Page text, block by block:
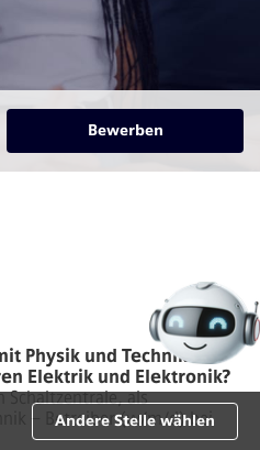
Bewerben
Physik und Technik
Elektrik und Elektronik?
Schaltzentrale, als
– Betreiber (w/m/d) bei
Andere Stelle wählen